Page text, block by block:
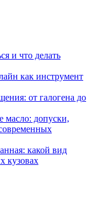
и что делать
как инструмент
от галогена до
масло: допуски,
какой вид
кузовах